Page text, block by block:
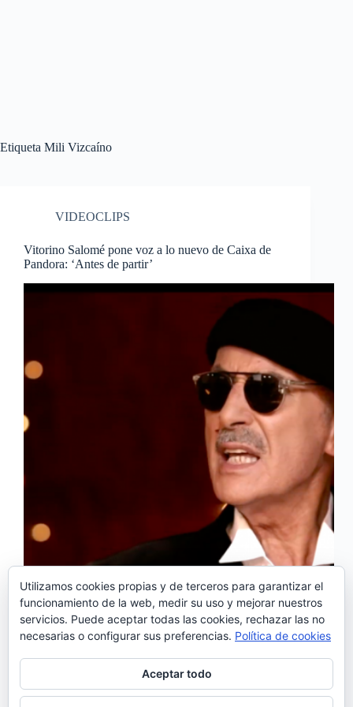
Etiqueta Mili Vizcaíno
VIDEOCLIPS
Vitorino Salomé pone voz a lo nuevo de Caixa de
Pandora: ‘Antes de partir’
La banda portuguesa Caixa de Pandora se encuentra
terminando de grabar el primer álbum en
colaboración con la cantante española Mili Vizcaíno
y como adelanto de lo que este trabajo conjunto
traerá, han lanzado el tema ‘Antes de partir’, para
Noemí Sánchez
29/07/2019
1 comentario
Utilizamos cookies propias y de terceros para garantizar el
funcionamiento de la web, medir su uso y mejorar nuestros
servicios. Puede aceptar todas las cookies, rechazar las no
necesarias o configurar sus preferencias. Política de cookies
Aceptar todo